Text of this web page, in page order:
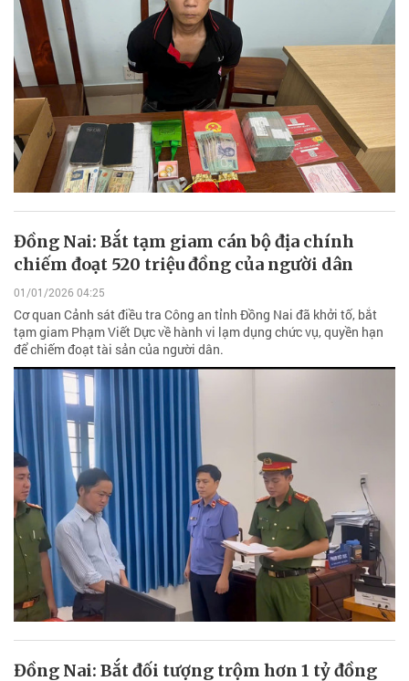
Đồng Nai: Bắt tạm giam cán bộ địa chính
chiếm đoạt 520 triệu đồng của người dân
01/01/2026 04:25
Cơ quan Cảnh sát điều tra Công an tỉnh Đồng Nai đã khởi tố, bắt
tạm giam Phạm Viết Dực về hành vi lạm dụng chức vụ, quyền hạn
để chiếm đoạt tài sản của người dân.
Đồng Nai: Bắt đối tượng trộm hơn 1 tỷ đồng